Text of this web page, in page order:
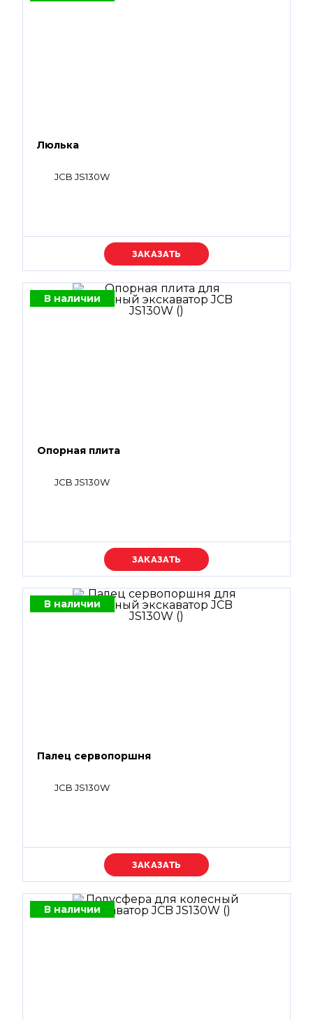
Люлька
JCB JS130W
Уточняйте цену
В наличии
Опорная плита
JCB JS130W
Уточняйте цену
В наличии
Палец сервопоршня
JCB JS130W
Уточняйте цену
В наличии